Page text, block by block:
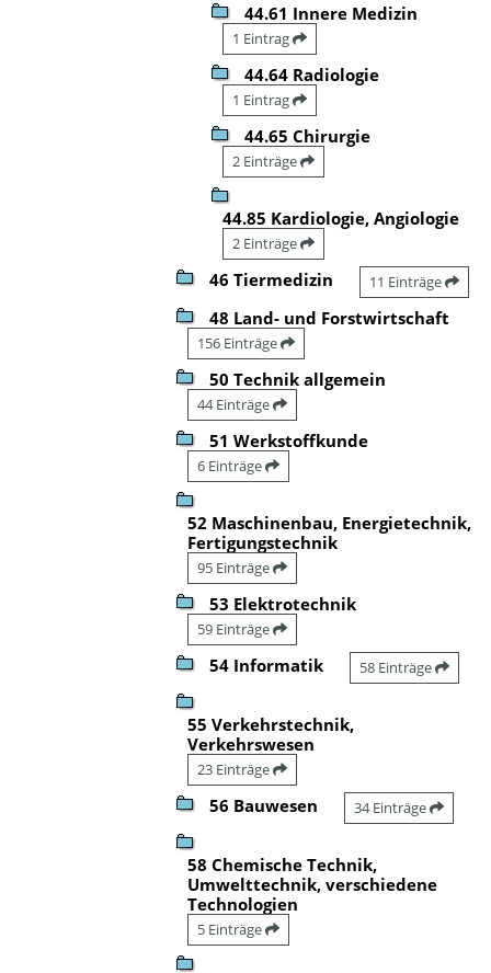
44.61 Innere Medizin
1 Eintrag
44.64 Radiologie
1 Eintrag
44.65 Chirurgie
2 Einträge
44.85 Kardiologie, Angiologie
2 Einträge
46 Tiermedizin 11 Einträge
48 Land- und Forstwirtschaft
156 Einträge
50 Technik allgemein
44 Einträge
51 Werkstoffkunde
6 Einträge
52 Maschinenbau, Energietechnik,
Fertigungstechnik
95 Einträge
53 Elektrotechnik
59 Einträge
54 Informatik 58 Einträge
55 Verkehrstechnik,
Verkehrswesen
23 Einträge
56 Bauwesen 34 Einträge
58 Chemische Technik,
Umwelttechnik, verschiedene
Technologien
5 Einträge